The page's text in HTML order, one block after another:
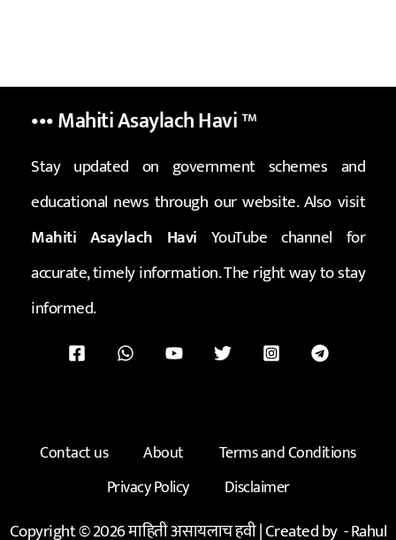
••• Mahiti Asaylach Havi™
Stay updated on government schemes and
educational news through our website. Also visit
Mahiti Asaylach Havi YouTube channel for
accurate, timely information. The right way to stay
informed.
Contact us About
Terms and Conditions
Privacy Policy
Disclaimer
Copyright © 2026 माहिती असायलाच हवी | Created by -Rahul